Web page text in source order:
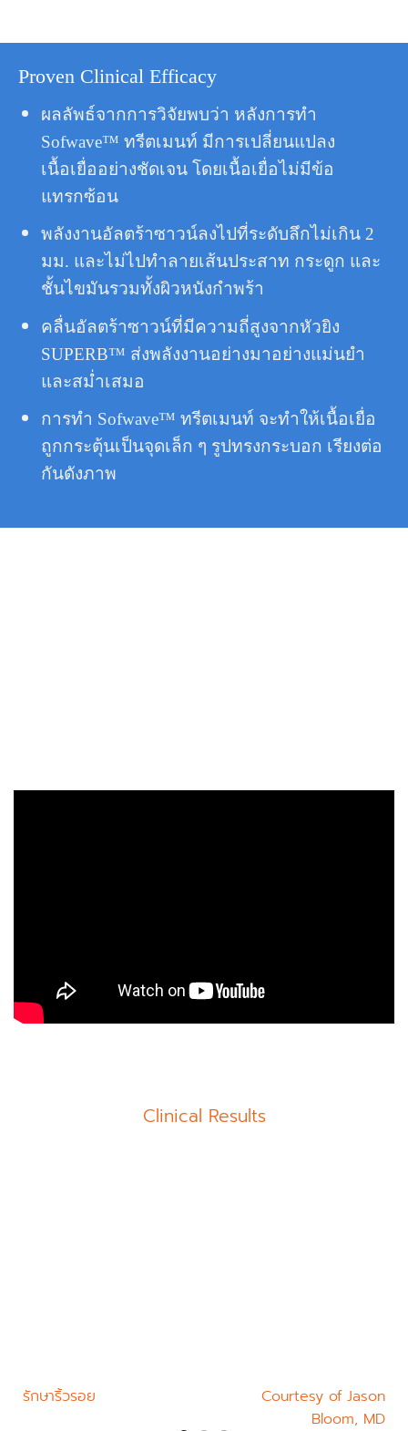
Proven Clinical Efficacy
ผลลัพธ์จากการวิจัยพบว่า หลังการทำ
Sofwave™ ทรีตเมนท์ มีการเปลี่ยนแปลง
เนื้อเยื่ออย่างชัดเจน โดยเนื้อเยื่อไม่มีข้อ
แทรกซ้อน
พลังงานอัลตร้าซาวน์ลงไปที่ระดับลึกไม่เกิน 2
มม. และไม่ไปทำลายเส้นประสาท กระดูก และ
ชั้นไขมันรวมทั้งผิวหนังกำพร้า
คลื่นอัลตร้าซาวน์ที่มีความถี่สูงจากหัวยิง
SUPERB™ ส่งพลังงานอย่างมาอย่างแม่นยำ
และสม่ำเสมอ
การทำ Sofwave™ ทรีตเมนท์ จะทำให้เนื้อเยื่อ
ถูกกระตุ้นเป็นจุดเล็ก ๆ รูปทรงกระบอก เรียงต่อ
กันดังภาพ
Clinical Results
รักษาริ้วรอย
Courtesy of Jason
Bloom, MD
รัก